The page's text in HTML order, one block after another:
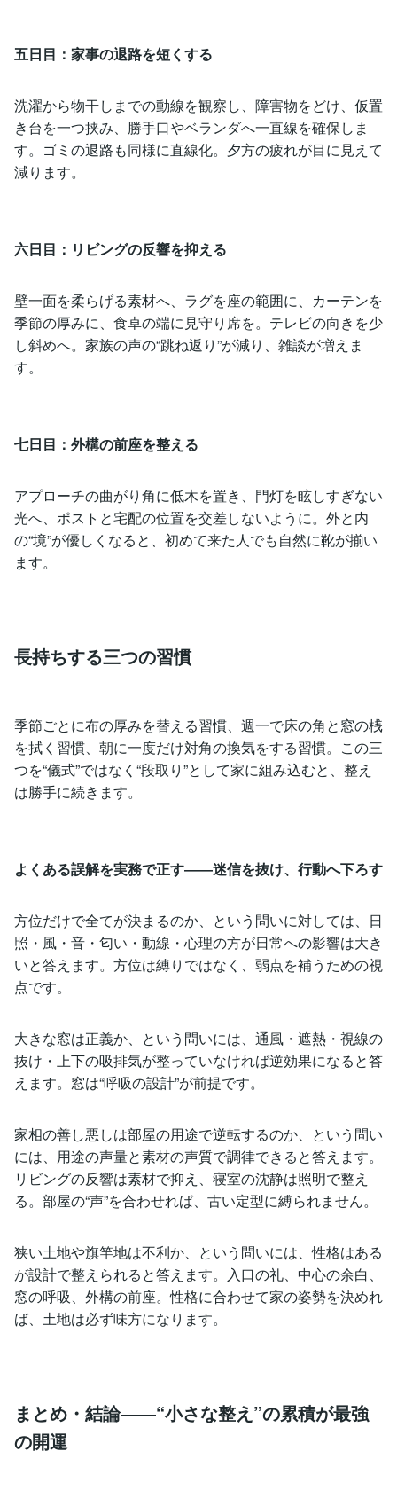
五日目：家事の退路を短くする
洗濯から物干しまでの動線を観察し、障害物をどけ、仮置
き台を一つ挟み、勝手口やベランダへ一直線を確保しま
す。ゴミの退路も同様に直線化。夕方の疲れが目に見えて
減ります。
六日目：リビングの反響を抑える
壁一面を柔らげる素材へ、ラグを座の範囲に、カーテンを
季節の厚みに、食卓の端に見守り席を。テレビの向きを少
し斜めへ。家族の声の“跳ね返り”が減り、雑談が増えま
す。
七日目：外構の前座を整える
アプローチの曲がり角に低木を置き、門灯を眩しすぎない
光へ、ポストと宅配の位置を交差しないように。外と内
の“境”が優しくなると、初めて来た人でも自然に靴が揃い
ます。
長持ちする三つの習慣
季節ごとに布の厚みを替える習慣、週一で床の角と窓の桟
を拭く習慣、朝に一度だけ対角の換気をする習慣。この三
つを“儀式”ではなく“段取り”として家に組み込むと、整え
は勝手に続きます。
よくある誤解を実務で正す――迷信を抜け、行動へ下ろす
方位だけで全てが決まるのか、という問いに対しては、日
照・風・音・匂い・動線・心理の方が日常への影響は大き
いと答えます。方位は縛りではなく、弱点を補うための視
点です。
大きな窓は正義か、という問いには、通風・遮熱・視線の
抜け・上下の吸排気が整っていなければ逆効果になると答
えます。窓は“呼吸の設計”が前提です。
家相の善し悪しは部屋の用途で逆転するのか、という問い
には、用途の声量と素材の声質で調律できると答えます。
リビングの反響は素材で抑え、寝室の沈静は照明で整え
る。部屋の“声”を合わせれば、古い定型に縛られません。
狭い土地や旗竿地は不利か、という問いには、性格はある
が設計で整えられると答えます。入口の礼、中心の余白、
窓の呼吸、外構の前座。性格に合わせて家の姿勢を決めれ
ば、土地は必ず味方になります。
まとめ・結論――“小さな整え”の累積が最強
の開運